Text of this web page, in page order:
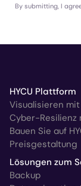
By submitting, I
HYCU Plattform
Visualisieren
Cyber-Resilienz
Bauen Sie auf
Preisgestaltung
Lösungen zum
Backup